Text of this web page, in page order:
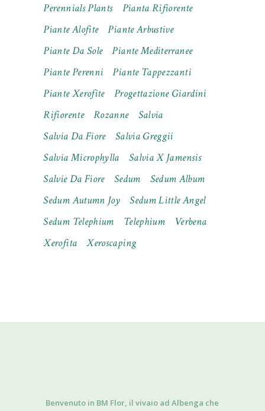
Perennials Plants
Pianta Rifiorente
Piante Alofite
Piante Arbustive
Piante Da Sole
Piante Mediterranee
Piante Perenni
Piante Tappezzanti
Piante Xerofite
Progettazione Giardini
Rifiorente
Rozanne
Salvia
Salvia Da Fiore
Salvia Greggii
Salvia Microphylla
Salvia X Jamensis
Salvie Da Fiore
Sedum
Sedum Album
Sedum Autumn Joy
Sedum Little Angel
Sedum Telephium
Telephium
Verbena
Xerofita
Xeroscaping
Benvenuto in BM Flor, il vivaio ad Albenga che